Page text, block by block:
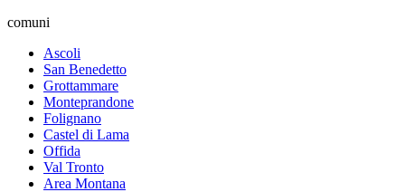
comuni
Ascoli
San Benedetto
Grottammare
Monteprandone
Folignano
Castel di Lama
Offida
Val Tronto
Area Montana